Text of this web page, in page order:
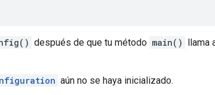
después de que tu método main() llama
aún no se haya inicializado.